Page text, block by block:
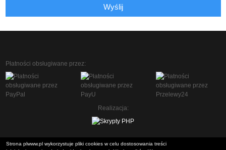
Wyślij
Płatności obsługiwane przez:
Realizacja:
Strona plwww.pl wykorzystuje pliki cookies w celu dostosowania treści